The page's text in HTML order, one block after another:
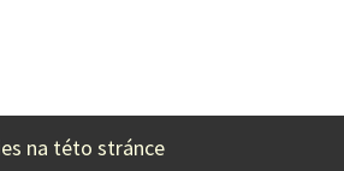
na této stránce